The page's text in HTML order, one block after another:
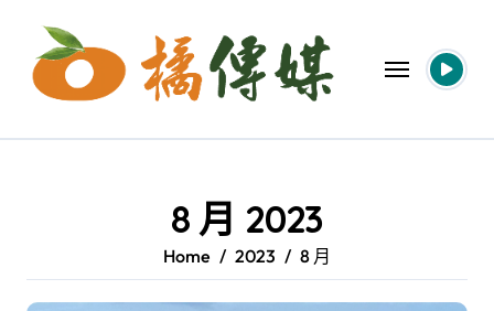
content
8 月 2023
Home 2023 8 月